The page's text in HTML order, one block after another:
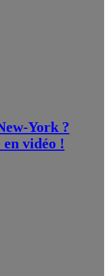
York ?
vidéo !